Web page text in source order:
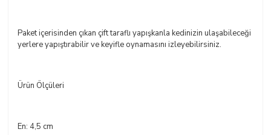
Paket içerisinden çıkan çift taraflı yapışkanla kedinizin ulaşabileceği
yerlere yapıştırabilir ve keyifle oynamasını izleyebilirsiniz.
Ürün Ölçüleri
En: 4,5 cm